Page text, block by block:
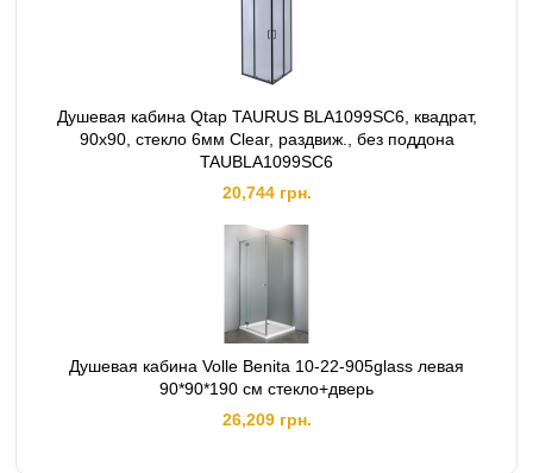
Душевая кабина Qtap TAURUS BLA1099SC6, квадрат,
90x90, стекло 6мм Clear, раздвиж., без поддона
TAUBLA1099SC6
20,744 грн.
Душевая кабина Volle Benita 10-22-905glass левая
90*90*190 см стекло+дверь
26,209 грн.